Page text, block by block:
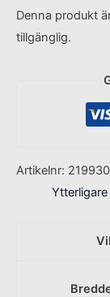
Denna produkt
tillgänglig.
Artikelnr: